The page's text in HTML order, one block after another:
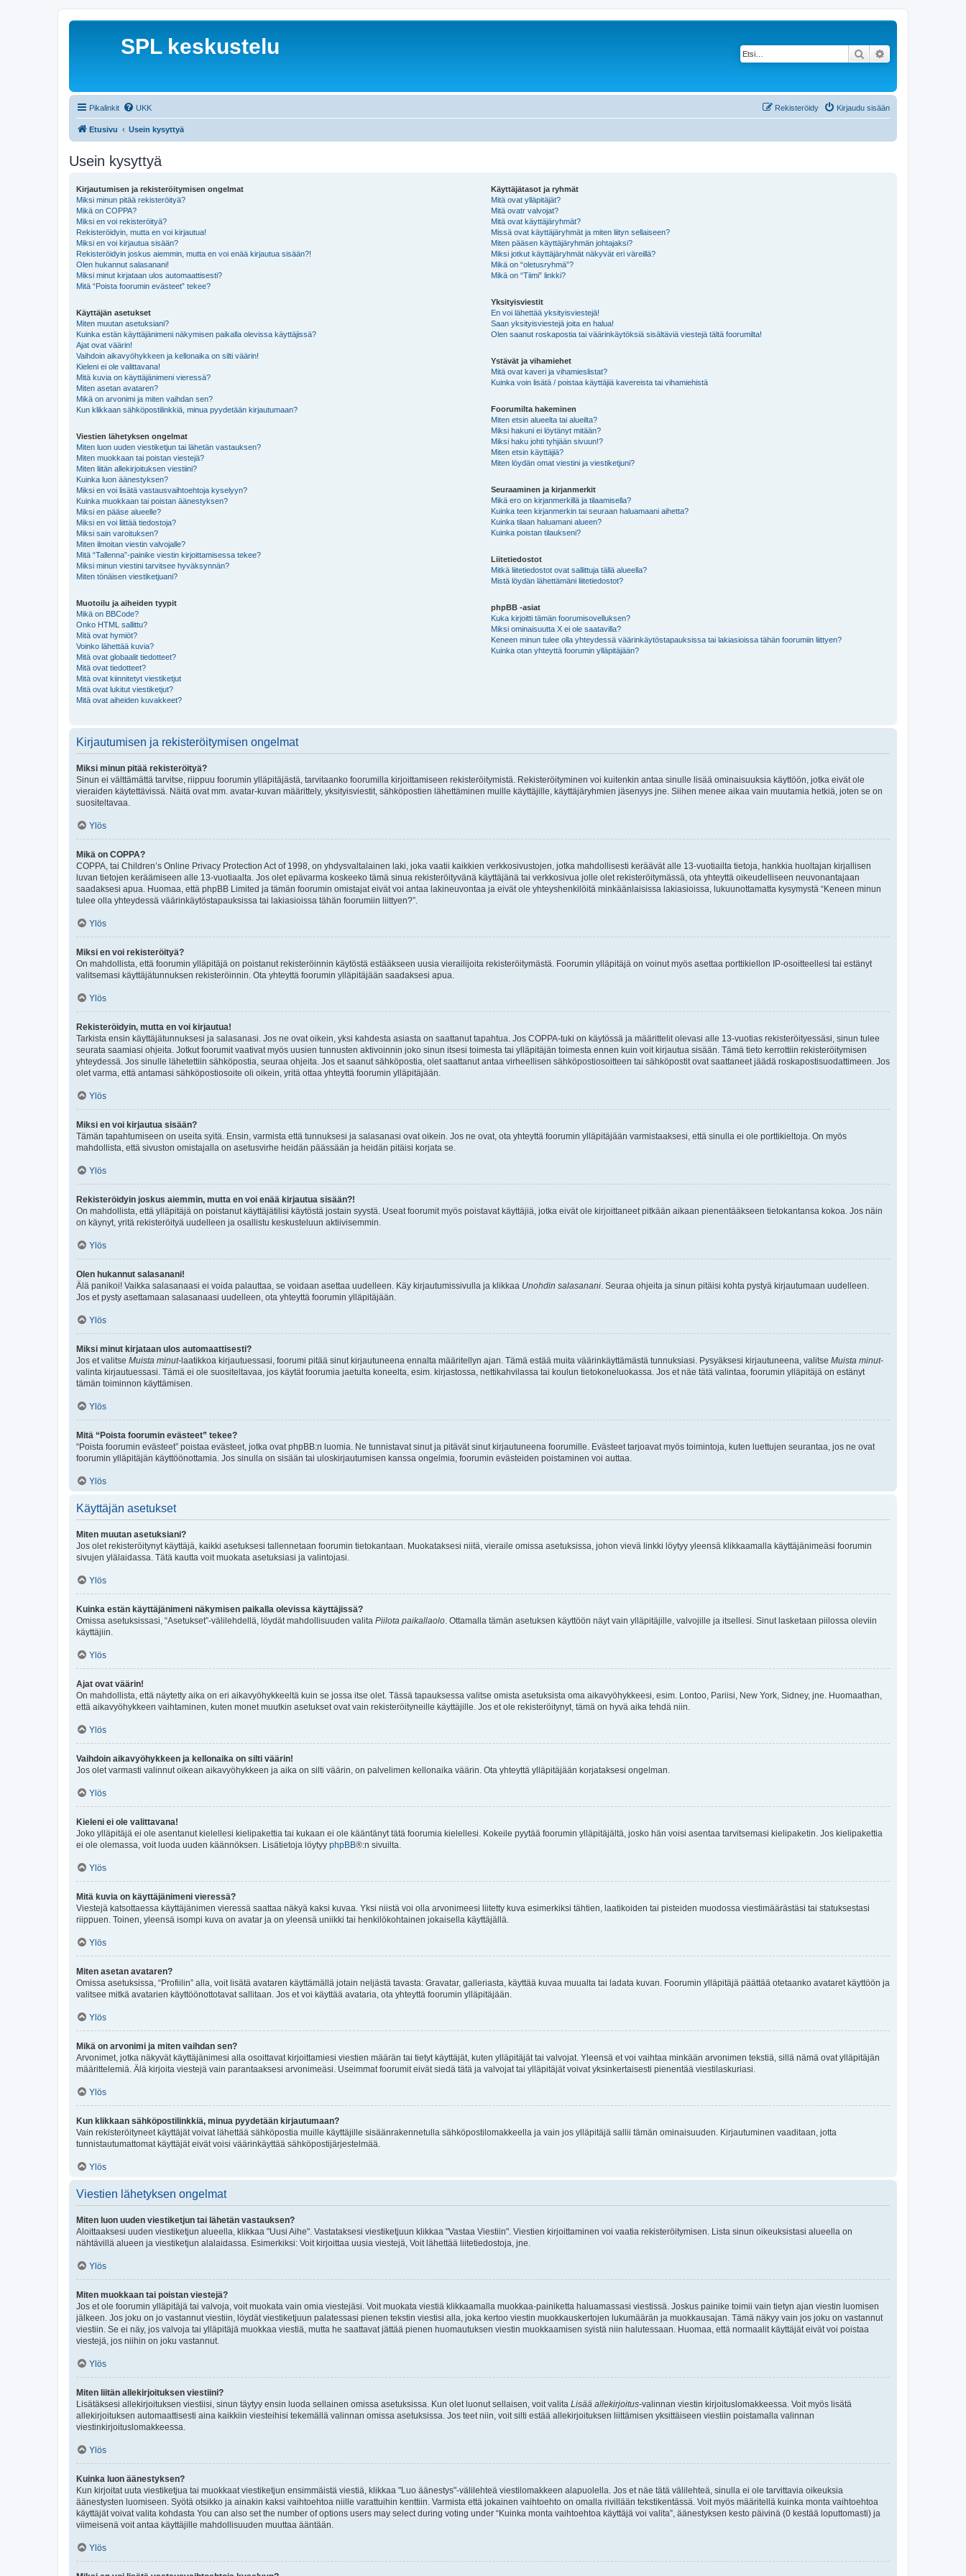
SPL keskustelu Etsi
Pikalinkit UKK Kirjaudu sisään
Rekisteröidy
Etusivu Usein kysyttyä
Usein kysyttyä
Kirjautumisen ja rekisteröitymisen ongelmat
Miksi minun pitää rekisteröityä?
Mikä on COPPA?
Miksi en voi rekisteröityä?
Rekisteröidyin, mutta en voi kirjautua!
Miksi en voi kirjautua sisään?
Rekisteröidyin joskus aiemmin, mutta en voi enää kirjautua sisään?!
Olen hukannut salasanani!
Miksi minut kirjataan ulos automaattisesti?
Mitä “Poista foorumin evästeet” tekee?
Käyttäjän asetukset
Miten muutan asetuksiani?
Kuinka estän käyttäjänimeni näkymisen paikalla olevissa käyttäjissä?
Ajat ovat väärin!
Vaihdoin aikavyöhykkeen ja kellonaika on silti väärin!
Kieleni ei ole valittavana!
Mitä kuvia on käyttäjänimeni vieressä?
Miten asetan avataren?
Mikä on arvonimi ja miten vaihdan sen?
Kun klikkaan sähköpostilinkkiä, minua pyydetään kirjautumaan?
Viestien lähetyksen ongelmat
Miten luon uuden viestiketjun tai lähetän vastauksen?
Miten muokkaan tai poistan viestejä?
Miten liitän allekirjoituksen viestiini?
Kuinka luon äänestyksen?
Miksi en voi lisätä vastausvaihtoehtoja kyselyyn?
Kuinka muokkaan tai poistan äänestyksen?
Miksi en pääse alueelle?
Miksi en voi liittää tiedostoja?
Miksi sain varoituksen?
Miten ilmoitan viestin valvojalle?
Mitä “Tallenna”-painike viestin kirjoittamisessa tekee?
Miksi minun viestini tarvitsee hyväksynnän?
Miten tönäisen viestiketjuani?
Muotoilu ja aiheiden tyypit
Mikä on BBCode?
Onko HTML sallittu?
Mitä ovat hymiöt?
Voinko lähettää kuvia?
Mitä ovat globaalit tiedotteet?
Mitä ovat tiedotteet?
Mitä ovat kiinnitetyt viestiketjut
Mitä ovat lukitut viestiketjut?
Mitä ovat aiheiden kuvakkeet?
Käyttäjätasot ja ryhmät
Mitä ovat ylläpitäjät?
Mitä ovatr valvojat?
Mitä ovat käyttäjäryhmät?
Missä ovat käyttäjäryhmät ja miten liityn sellaiseen?
Miten pääsen käyttäjäryhmän johtajaksi?
Miksi jotkut käyttäjäryhmät näkyvät eri väreillä?
Mikä on “oletusryhmä”?
Mikä on “Tiimi” linkki?
Yksityisviestit
En voi lähettää yksityisviestejä!
Saan yksityisviestejä joita en halua!
Olen saanut roskapostia tai väärinkäytöksiä sisältäviä viestejä tältä foorumilta!
Ystävät ja vihamiehet
Mitä ovat kaveri ja vihamieslistat?
Kuinka voin lisätä / poistaa käyttäjiä kavereista tai vihamiehistä
Foorumilta hakeminen
Miten etsin alueelta tai alueilta?
Miksi hakuni ei löytänyt mitään?
Miksi haku johti tyhjään sivuun!?
Miten etsin käyttäjiä?
Miten löydän omat viestini ja viestiketjuni?
Seuraaminen ja kirjanmerkit
Mikä ero on kirjanmerkillä ja tilaamisella?
Kuinka teen kirjanmerkin tai seuraan haluamaani aihetta?
Kuinka tilaan haluamani alueen?
Kuinka poistan tilaukseni?
Liitetiedostot
Mitkä liitetiedostot ovat sallittuja tällä alueella?
Mistä löydän lähettämäni liitetiedostot?
phpBB -asiat
Kuka kirjoitti tämän foorumisovelluksen?
Miksi ominaisuutta X ei ole saatavilla?
Keneen minun tulee olla yhteydessä väärinkäytöstapauksissa tai lakiasioissa tähän foorumiin liittyen?
Kuinka otan yhteyttä foorumin ylläpitäjään?
Kirjautumisen ja rekisteröitymisen ongelmat
Miksi minun pitää rekisteröityä?
Sinun ei välttämättä tarvitse, riippuu foorumin ylläpitäjästä, tarvitaanko foorumilla kirjoittamiseen rekisteröitymistä. Rekisteröityminen voi kuitenkin antaa sinulle lisää ominaisuuksia käyttöön, jotka eivät ole
vieraiden käytettävissä. Näitä ovat mm. avatar-kuvan määrittely, yksityisviestit, sähköpostien lähettäminen muille käyttäjille, käyttäjäryhmien jäsenyys jne. Siihen menee aikaa vain muutamia hetkiä, joten se on
suositeltavaa.
Ylös
Mikä on COPPA?
COPPA, tai Children’s Online Privacy Protection Act of 1998, on yhdysvaltalainen laki, joka vaatii kaikkien verkkosivustojen, jotka mahdollisesti keräävät alle 13-vuotiailta tietoja, hankkia huoltajan kirjallisen
luvan tietojen keräämiseen alle 13-vuotiaalta. Jos olet epävarma koskeeko tämä sinua rekisteröityvänä käyttäjänä tai verkkosivua jolle olet rekisteröitymässä, ota yhteyttä oikeudelliseen neuvonantajaan
saadaksesi apua. Huomaa, että phpBB Limited ja tämän foorumin omistajat eivät voi antaa lakineuvontaa ja eivät ole yhteyshenkilöitä minkäänlaisissa lakiasioissa, lukuunottamatta kysymystä “Keneen minun
tulee olla yhteydessä väärinkäytöstapauksissa tai lakiasioissa tähän foorumiin liittyen?”.
Ylös
Miksi en voi rekisteröityä?
On mahdollista, että foorumin ylläpitäjä on poistanut rekisteröinnin käytöstä estääkseen uusia vierailijoita rekisteröitymästä. Foorumin ylläpitäjä on voinut myös asettaa porttikiellon IP-osoitteellesi tai estänyt
valitsemasi käyttäjätunnuksen rekisteröinnin. Ota yhteyttä foorumin ylläpitäjään saadaksesi apua.
Ylös
Rekisteröidyin, mutta en voi kirjautua!
Tarkista ensin käyttäjätunnuksesi ja salasanasi. Jos ne ovat oikein, yksi kahdesta asiasta on saattanut tapahtua. Jos COPPA-tuki on käytössä ja määrittelit olevasi alle 13-vuotias rekisteröityessäsi, sinun tulee
seurata saamiasi ohjeita. Jotkut foorumit vaativat myös uusien tunnusten aktivoinnin joko sinun itsesi toimesta tai ylläpitäjän toimesta ennen kuin voit kirjautua sisään. Tämä tieto kerrottiin rekisteröitymisen
yhteydessä. Jos sinulle lähetettiin sähköpostia, seuraa ohjeita. Jos et saanut sähköpostia, olet saattanut antaa virheellisen sähköpostiosoitteen tai sähköpostit ovat saattaneet jäädä roskapostisuodattimeen. Jos
olet varma, että antamasi sähköpostiosoite oli oikein, yritä ottaa yhteyttä foorumin ylläpitäjään.
Ylös
Miksi en voi kirjautua sisään?
Tämän tapahtumiseen on useita syitä. Ensin, varmista että tunnuksesi ja salasanasi ovat oikein. Jos ne ovat, ota yhteyttä foorumin ylläpitäjään varmistaaksesi, että sinulla ei ole porttikieltoja. On myös
mahdollista, että sivuston omistajalla on asetusvirhe heidän päässään ja heidän pitäisi korjata se.
Ylös
Rekisteröidyin joskus aiemmin, mutta en voi enää kirjautua sisään?!
On mahdollista, että ylläpitäjä on poistanut käyttäjätilisi käytöstä jostain syystä. Useat foorumit myös poistavat käyttäjiä, jotka eivät ole kirjoittaneet pitkään aikaan pienentääkseen tietokantansa kokoa. Jos näin
on käynyt, yritä rekisteröityä uudelleen ja osallistu keskusteluun aktiivisemmin.
Ylös
Olen hukannut salasanani!
Älä panikoi! Vaikka salasanaasi ei voida palauttaa, se voidaan asettaa uudelleen. Käy kirjautumissivulla ja klikkaa Unohdin salasanani. Seuraa ohjeita ja sinun pitäisi kohta pystyä kirjautumaan uudelleen.
Jos et pysty asettamaan salasanaasi uudelleen, ota yhteyttä foorumin ylläpitäjään.
Ylös
Miksi minut kirjataan ulos automaattisesti?
Jos et valitse Muista minut-laatikkoa kirjautuessasi, foorumi pitää sinut kirjautuneena ennalta määritellyn ajan. Tämä estää muita väärinkäyttämästä tunnuksiasi. Pysyäksesi kirjautuneena, valitse Muista minut-
valinta kirjautuessasi. Tämä ei ole suositeltavaa, jos käytät foorumia jaetulta koneelta, esim. kirjastossa, nettikahvilassa tai koulun tietokoneluokassa. Jos et näe tätä valintaa, foorumin ylläpitäjä on estänyt
tämän toiminnon käyttämisen.
Ylös
Mitä “Poista foorumin evästeet” tekee?
“Poista foorumin evästeet” poistaa evästeet, jotka ovat phpBB:n luomia. Ne tunnistavat sinut ja pitävät sinut kirjautuneena foorumille. Evästeet tarjoavat myös toimintoja, kuten luettujen seurantaa, jos ne ovat
foorumin ylläpitäjän käyttöönottamia. Jos sinulla on sisään tai uloskirjautumisen kanssa ongelmia, foorumin evästeiden poistaminen voi auttaa.
Ylös
Käyttäjän asetukset
Miten muutan asetuksiani?
Jos olet rekisteröitynyt käyttäjä, kaikki asetuksesi tallennetaan foorumin tietokantaan. Muokataksesi niitä, vieraile omissa asetuksissa, johon vievä linkki löytyy yleensä klikkaamalla käyttäjänimeäsi foorumin
sivujen ylälaidassa. Tätä kautta voit muokata asetuksiasi ja valintojasi.
Ylös
Kuinka estän käyttäjänimeni näkymisen paikalla olevissa käyttäjissä?
Omissa asetuksissasi, “Asetukset”-välilehdellä, löydät mahdollisuuden valita Piilota paikallaolo. Ottamalla tämän asetuksen käyttöön näyt vain ylläpitäjille, valvojille ja itsellesi. Sinut lasketaan piilossa oleviin
käyttäjiin.
Ylös
Ajat ovat väärin!
On mahdollista, että näytetty aika on eri aikavyöhykkeeltä kuin se jossa itse olet. Tässä tapauksessa valitse omista asetuksista oma aikavyöhykkeesi, esim. Lontoo, Pariisi, New York, Sidney, jne. Huomaathan,
että aikavyöhykkeen vaihtaminen, kuten monet muutkin asetukset ovat vain rekisteröityneille käyttäjille. Jos et ole rekisteröitynyt, tämä on hyvä aika tehdä niin.
Ylös
Vaihdoin aikavyöhykkeen ja kellonaika on silti väärin!
Jos olet varmasti valinnut oikean aikavyöhykkeen ja aika on silti väärin, on palvelimen kellonaika väärin. Ota yhteyttä ylläpitäjään korjataksesi ongelman.
Ylös
Kieleni ei ole valittavana!
Joko ylläpitäjä ei ole asentanut kielellesi kielipakettia tai kukaan ei ole kääntänyt tätä foorumia kielellesi. Kokeile pyytää foorumin ylläpitäjältä, josko hän voisi asentaa tarvitsemasi kielipaketin. Jos kielipakettia
ei ole olemassa, voit luoda uuden käännöksen. Lisätietoja löytyy phpBB®:n sivuilta.
Ylös
Mitä kuvia on käyttäjänimeni vieressä?
Viestejä katsottaessa käyttäjänimen vieressä saattaa näkyä kaksi kuvaa. Yksi niistä voi olla arvonimeesi liitetty kuva esimerkiksi tähtien, laatikoiden tai pisteiden muodossa viestimäärästäsi tai statuksestasi
riippuen. Toinen, yleensä isompi kuva on avatar ja on yleensä uniikki tai henkilökohtainen jokaisella käyttäjällä.
Ylös
Miten asetan avataren?
Omissa asetuksissa, “Profiilin” alla, voit lisätä avataren käyttämällä jotain neljästä tavasta: Gravatar, galleriasta, käyttää kuvaa muualta tai ladata kuvan. Foorumin ylläpitäjä päättää otetaanko avataret käyttöön ja
valitsee mitkä avatarien käyttöönottotavat sallitaan. Jos et voi käyttää avataria, ota yhteyttä foorumin ylläpitäjään.
Ylös
Mikä on arvonimi ja miten vaihdan sen?
Arvonimet, jotka näkyvät käyttäjänimesi alla osoittavat kirjoittamiesi viestien määrän tai tietyt käyttäjät, kuten ylläpitäjät tai valvojat. Yleensä et voi vaihtaa minkään arvonimen tekstiä, sillä nämä ovat ylläpitäjän
määrittelemiä. Älä kirjoita viestejä vain parantaaksesi arvonimeäsi. Useimmat foorumit eivät siedä tätä ja valvojat tai ylläpitäjät voivat yksinkertaisesti pienentää viestilaskuriasi.
Ylös
Kun klikkaan sähköpostilinkkiä, minua pyydetään kirjautumaan?
Vain rekisteröityneet käyttäjät voivat lähettää sähköpostia muille käyttäjille sisäänrakennetulla sähköpostilomakkeella ja vain jos ylläpitäjä sallii tämän ominaisuuden. Kirjautuminen vaaditaan, jotta
tunnistautumattomat käyttäjät eivät voisi väärinkäyttää sähköpostijärjestelmää.
Ylös
Viestien lähetyksen ongelmat
Miten luon uuden viestiketjun tai lähetän vastauksen?
Aloittaaksesi uuden viestiketjun alueella, klikkaa "Uusi Aihe". Vastataksesi viestiketjuun klikkaa "Vastaa Viestiin". Viestien kirjoittaminen voi vaatia rekisteröitymisen. Lista sinun oikeuksistasi alueella on
nähtävillä alueen ja viestiketjun alalaidassa. Esimerkiksi: Voit kirjoittaa uusia viestejä, Voit lähettää liitetiedostoja, jne.
Ylös
Miten muokkaan tai poistan viestejä?
Jos et ole foorumin ylläpitäjä tai valvoja, voit muokata vain omia viestejäsi. Voit muokata viestiä klikkaamalla muokkaa-painiketta haluamassasi viestissä. Joskus painike toimii vain tietyn ajan viestin luomisen
jälkeen. Jos joku on jo vastannut viestiin, löydät viestiketjuun palatessasi pienen tekstin viestisi alla, joka kertoo viestin muokkauskertojen lukumäärän ja muokkausajan. Tämä näkyy vain jos joku on vastannut
viestiin. Se ei näy, jos valvoja tai ylläpitäjä muokkaa viestiä, mutta he saattavat jättää pienen huomautuksen viestin muokkaamisen syistä niin halutessaan. Huomaa, että normaalit käyttäjät eivät voi poistaa
viestejä, jos niihin on joku vastannut.
Ylös
Miten liitän allekirjoituksen viestiini?
Lisätäksesi allekirjoituksen viestiisi, sinun täytyy ensin luoda sellainen omissa asetuksissa. Kun olet luonut sellaisen, voit valita Lisää allekirjoitus-valinnan viestin kirjoituslomakkeessa. Voit myös lisätä
allekirjoituksen automaattisesti aina kaikkiin viesteihisi tekemällä valinnan omissa asetuksissa. Jos teet niin, voit silti estää allekirjoituksen liittämisen yksittäiseen viestiin poistamalla valinnan
viestinkirjoituslomakkeessa.
Ylös
Kuinka luon äänestyksen?
Kun kirjoitat uuta viestiketjua tai muokkaat viestiketjun ensimmäistä viestiä, klikkaa "Luo äänestys"-välilehteä viestilomakkeen alapuolella. Jos et näe tätä välilehteä, sinulla ei ole tarvittavia oikeuksia
äänestysten luomiseen. Syötä otsikko ja ainakin kaksi vaihtoehtoa niille varattuihin kenttiin. Varmista että jokainen vaihtoehto on omalla rivillään tekstikentässä. Voit myös määritellä kuinka monta vaihtoehtoa
käyttäjät voivat valita kohdasta You can also set the number of options users may select during voting under “Kuinka monta vaihtoehtoa käyttäjä voi valita”, äänestyksen kesto päivinä (0 kestää loputtomasti) ja
viimeisenä voit antaa käyttäjille mahdollisuuden muuttaa ääntään.
Ylös